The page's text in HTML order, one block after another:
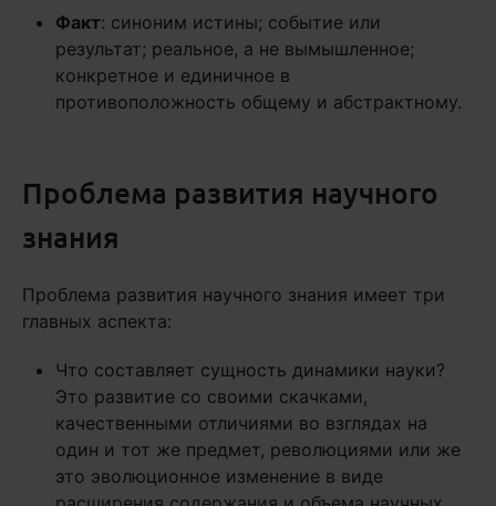
Факт: синоним истины; событие или
результат; реальное, а не вымышленное;
конкретное и единичное в
противоположность общему и абстрактному.
Проблема развития научного
знания
Проблема развития научного знания имеет три
главных аспекта:
Что составляет сущность динамики науки?
Это развитие со своими скачками,
качественными отличиями во взглядах на
один и тот же предмет, революциями или же
это эволюционное изменение в виде